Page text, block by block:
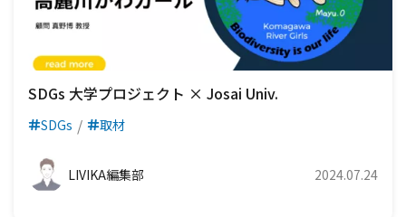
SDGs 大学プロジェクト × Josai Univ.
SDGs 取材
LIVIKA編集部 2024.07.24